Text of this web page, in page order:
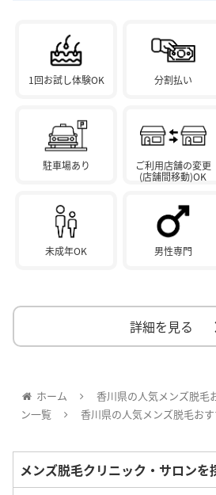
1回お試し体験OK 分割払い
駐車場あり
ご利用店舗の変更
(店舗間移動)OK
未成年OK 男性専門
詳細を見る
ホーム
香川県の人気メンズ脱毛
ン一覧
香川県の人気メンズ脱毛お
メンズ脱毛クリニック・サロンを